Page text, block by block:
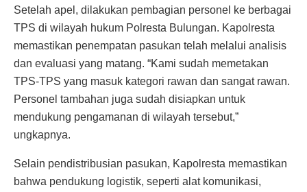
Setelah apel, dilakukan pembagian personel ke berbagai
TPS di wilayah hukum Polresta Bulungan. Kapolresta
memastikan penempatan pasukan telah melalui analisis
dan evaluasi yang matang. “Kami sudah memetakan
TPS-TPS yang masuk kategori rawan dan sangat rawan.
Personel tambahan juga sudah disiapkan untuk
mendukung pengamanan di wilayah tersebut,”
ungkapnya.
Selain pendistribusian pasukan, Kapolresta memastikan
bahwa pendukung logistik, seperti alat komunikasi,